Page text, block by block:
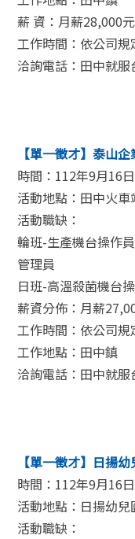
薪 資：月薪28,000
工作時間：依公司規
洽詢電話：田中就
【單一徵才】泰山
時間：112年9月16
活動地點：田中火
活動職缺：
輪班-生產機台操作
管理員
日班-高溫殺菌機台
薪資分佈：月薪
工作時間：依公司規
工作地點：田中鎮
洽詢電話：田中就
【單一徵才】日揚
時間：112年9月16
活動地點：日揚幼
活動職缺：